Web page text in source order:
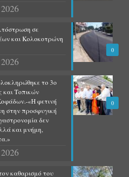
0
σε
και Κολοκοτρώνη
0
το 3ο
και Τοπικών
«Η φετινή
στην προσφυγική
δεν
και μνήμη,
καθαρισμό του